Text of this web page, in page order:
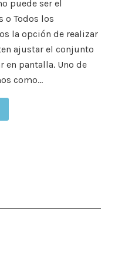
puede ser el
o Todos los
la opción de realizar
ajustar el conjunto
en pantalla. Uno de
como…